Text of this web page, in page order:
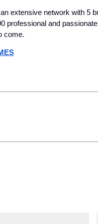
extensive network with 5
professional and
come.